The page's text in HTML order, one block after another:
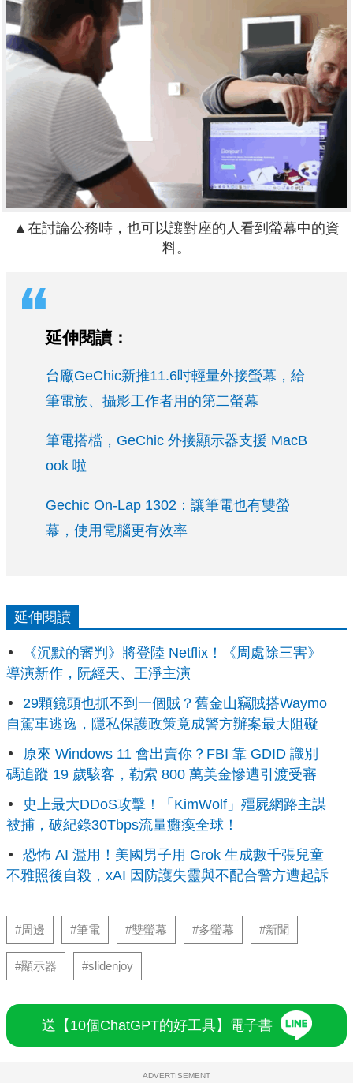
▲在討論公務時，也可以讓對座的人看到螢幕中的資
料。
延伸閱讀：
台廠GeChic新推11.6吋輕量外接螢幕，給
筆電族、攝影工作者用的第二螢幕
筆電搭檔，GeChic 外接顯示器支援 MacB
ook 啦
Gechic On-Lap 1302：讓筆電也有雙螢
幕，使用電腦更有效率
延伸閱讀
《沉默的審判》將登陸 Netflix！《周處除三害》
導演新作，阮經天、王淨主演
29顆鏡頭也抓不到一個賊？舊金山竊賊搭Waymo
自駕車逃逸，隱私保護政策竟成警方辦案最大阻礙
原來 Windows 11 會出賣你？FBI 靠 GDID 識別
碼追蹤 19 歲駭客，勒索 800 萬美金慘遭引渡受審
史上最大DDoS攻擊！「KimWolf」殭屍網路主謀
被捕，破紀錄30Tbps流量癱瘓全球！
恐怖 AI 濫用！美國男子用 Grok 生成數千張兒童
不雅照後自殺，xAI 因防護失靈與不配合警方遭起訴
#周邊 #筆電 #雙螢幕 #多螢幕 #新聞
#顯示器 #slidenjoy
送【10個ChatGPT的好工具】電子書
ADVERTISEMENT